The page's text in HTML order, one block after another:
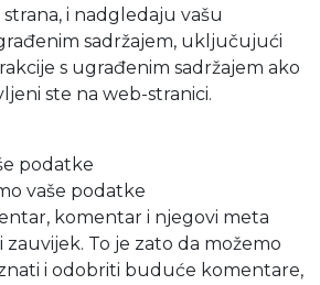
i nadgledaju vašu
sadržajem, uključujući
s ugrađenim sadržajem ako
ste na web-stranici.
podatke
vaše podatke
komentar i njegovi meta
zauvijek. To je zato da možemo
i odobriti buduće komentare,